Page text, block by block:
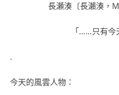
長瀬湊〔長瀨湊，
「……只有今
.
今天的風雲人物：